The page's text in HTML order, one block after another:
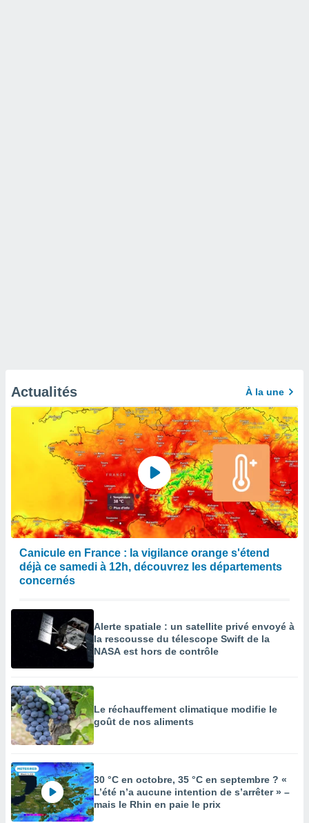
Actualités À la une
Canicule en France : la vigilance orange s'étend
déjà ce samedi à 12h, découvrez les départements
concernés
Alerte spatiale : un satellite privé envoyé à
la rescousse du télescope Swift de la
NASA est hors de contrôle
Le réchauffement climatique modifie le
goût de nos aliments
30 °C en octobre, 35 °C en septembre ? «
L’été n’a aucune intention de s’arrêter » –
mais le Rhin en paie le prix